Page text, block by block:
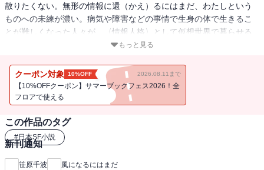
散りたくない。無形の情報に還（かえ）るにはまだ、わたしという
ものへの未練が濃い。病気や障害などの事情で生身の体で生きるこ
とが難しくなった人々が、〈情報人格〉として仮想世界で暮らせる
ようになった近未来。情報人格の小春は、大学時代の同級生が集う
ビスを利用する。体を貸してくれたのは年の離れた大学生だった。
ひとつの体を共有して、ふたりは特別な一日を過ごす。第13回創元
SF短編賞受賞作を含む瑞々しいデビュー作品集。／【目次】風にな
由な瞳で／本当は空に住むことさえ／君の名残の訪れを
もっと見る
クーポン対象 10%OFF 2026.08.11まで
【10%OFFクーポン】サマーブックフェス2026！全
フロアで使える
この作品のタグ
#日本SF小説
新刊通知
笹原千波 風になるにはまだ